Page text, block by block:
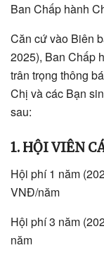
Ban Chấp hành
Căn cứ vào Biên
2025), Ban Chấp
trân trọng thông
Chị và các Bạn
sau:
1. HỘI VIÊN
Hội phí 1 năm
VNĐ/năm
Hội phí 3 năm
năm